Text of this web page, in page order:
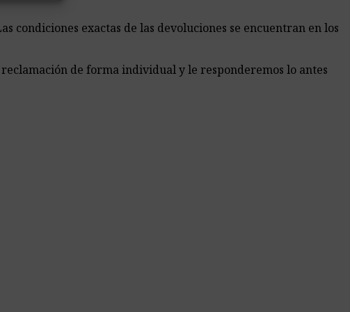
condiciones exactas de las devoluciones se encuentran en los
de forma individual y le responderemos lo antes